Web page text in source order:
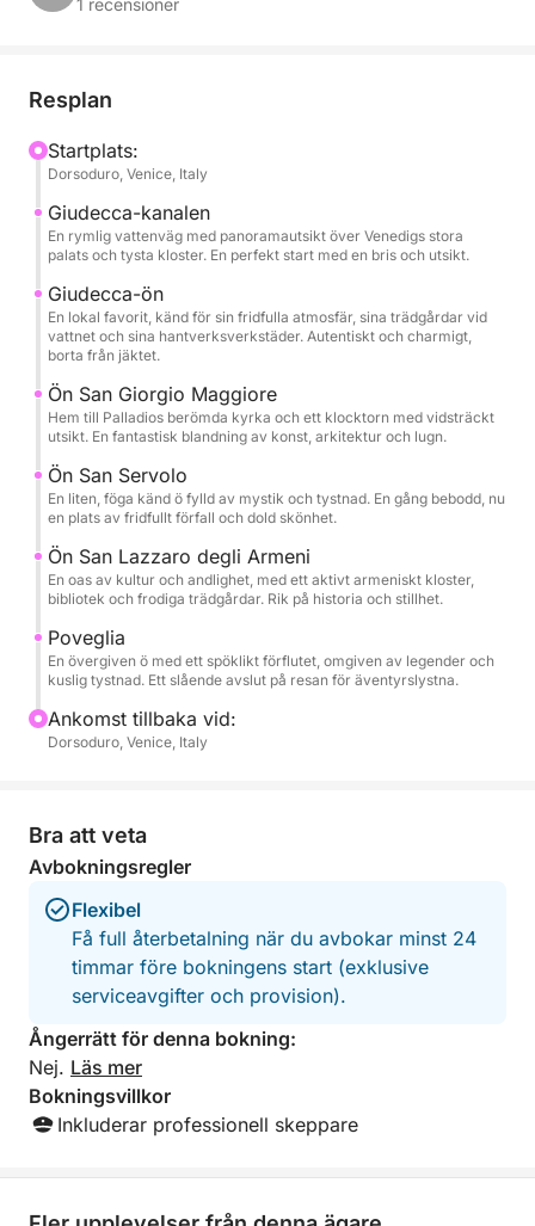
Perfekt för nyfikna resenärer, fotografer och kultur-
om det är den fridfulla tystnaden i San Lazzaro eller
en annan sida av lagunen.
1 recensioner
Resplan
Startplats:
Dorsoduro, Venice, Italy
Giudecca-kanalen
En rymlig vattenväg med panoramautsikt över Venedigs stora
palats och tysta kloster. En perfekt start med en bris och utsikt.
Giudecca-ön
En lokal favorit, känd för sin fridfulla atmosfär, sina trädgårdar vid
vattnet och sina hantverksverkstäder. Autentiskt och charmigt,
borta från jäktet.
Ön San Giorgio Maggiore
Hem till Palladios berömda kyrka och ett klocktorn med vidsträckt
utsikt. En fantastisk blandning av konst, arkitektur och lugn.
Ön San Servolo
En liten, föga känd ö fylld av mystik och tystnad. En gång bebodd, nu
en plats av fridfullt förfall och dold skönhet.
Ön San Lazzaro degli Armeni
En oas av kultur och andlighet, med ett aktivt armeniskt kloster,
bibliotek och frodiga trädgårdar. Rik på historia och stillhet.
Poveglia
En övergiven ö med ett spöklikt förflutet, omgiven av legender och
kuslig tystnad. Ett slående avslut på resan för äventyrslystna.
Ankomst tillbaka vid:
Dorsoduro, Venice, Italy
Bra att veta
Avbokningsregler
Flexibel
Få full återbetalning när du avbokar minst 24
timmar före bokningens start (exklusive
serviceavgifter och provision).
Ångerrätt för denna bokning:
Nej. Läs mer
Bokningsvillkor
Inkluderar professionell skeppare